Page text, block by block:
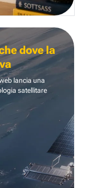
dove la
lancia una
satellitare